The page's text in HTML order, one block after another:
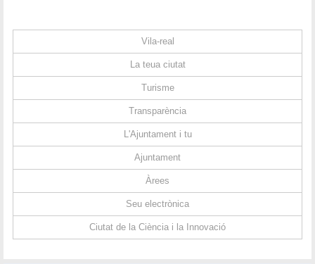
Vila-real
La teua ciutat
Turisme
Transparència
L'Ajuntament i tu
Ajuntament
Àrees
Seu electrònica
Ciutat de la Ciència i la Innovació